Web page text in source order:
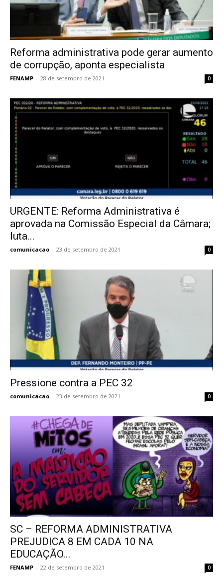
Reforma administrativa pode gerar aumento
de corrupção, aponta especialista
FENAMP - 28 de setembro de 2021 0
URGENTE: Reforma Administrativa é
aprovada na Comissão Especial da Câmara;
luta...
comunicacao - 23 de setembro de 2021 0
Pressione contra a PEC 32
comunicacao - 23 de setembro de 2021 0
SC – REFORMA ADMINISTRATIVA
PREJUDICA 8 EM CADA 10 NA
EDUCAÇÃO...
FENAMP - 22 de setembro de 2021 0